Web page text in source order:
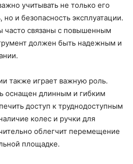
учитывать не только его
и безопасность эксплуатации.
часто связаны с повышенным
должен быть надежным и
также играет важную роль.
оснащен длинным и гибким
доступ к труднодоступным
колес и ручки для
облегчит перемещение
площадке.